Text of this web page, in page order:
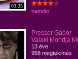
03:35
namdlo
Presser Gábor -
Valaki Mondja
13 éve
958 megtekintés